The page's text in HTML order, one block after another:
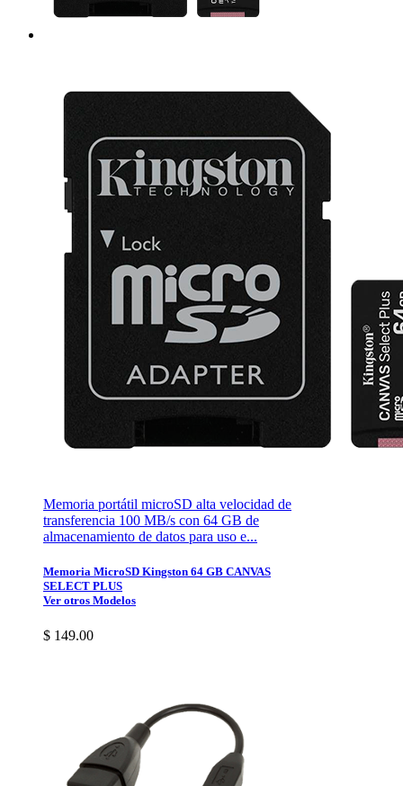
Memoria portátil microSD alta velocidad de
transferencia 100 MB/s con 64 GB de
almacenamiento de datos para uso e...
Memoria MicroSD Kingston 64 GB CANVAS
SELECT PLUS
Ver otros Modelos
$ 149.00